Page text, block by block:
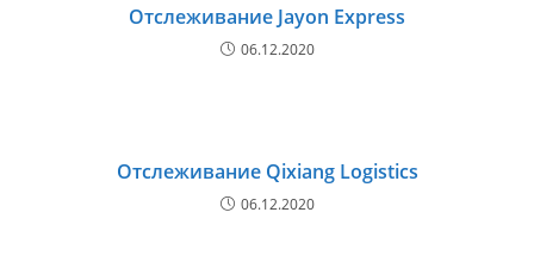
Отслеживание Jayon Express
06.12.2020
Отслеживание Qixiang Logistics
06.12.2020